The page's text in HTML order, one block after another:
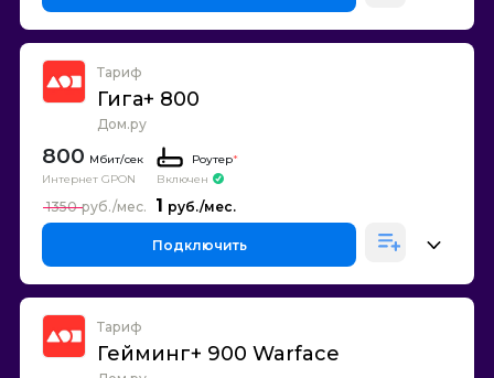
Тариф
Гига+ 800
Дом.ру
800
Интернет GPON
Роутер*
Включен
1
1350
Подключить
Тариф
Гейминг+ 900 Warface